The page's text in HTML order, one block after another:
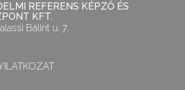
REFERENS KÉPZŐ ÉS
KFT.
Bálint u. 7.